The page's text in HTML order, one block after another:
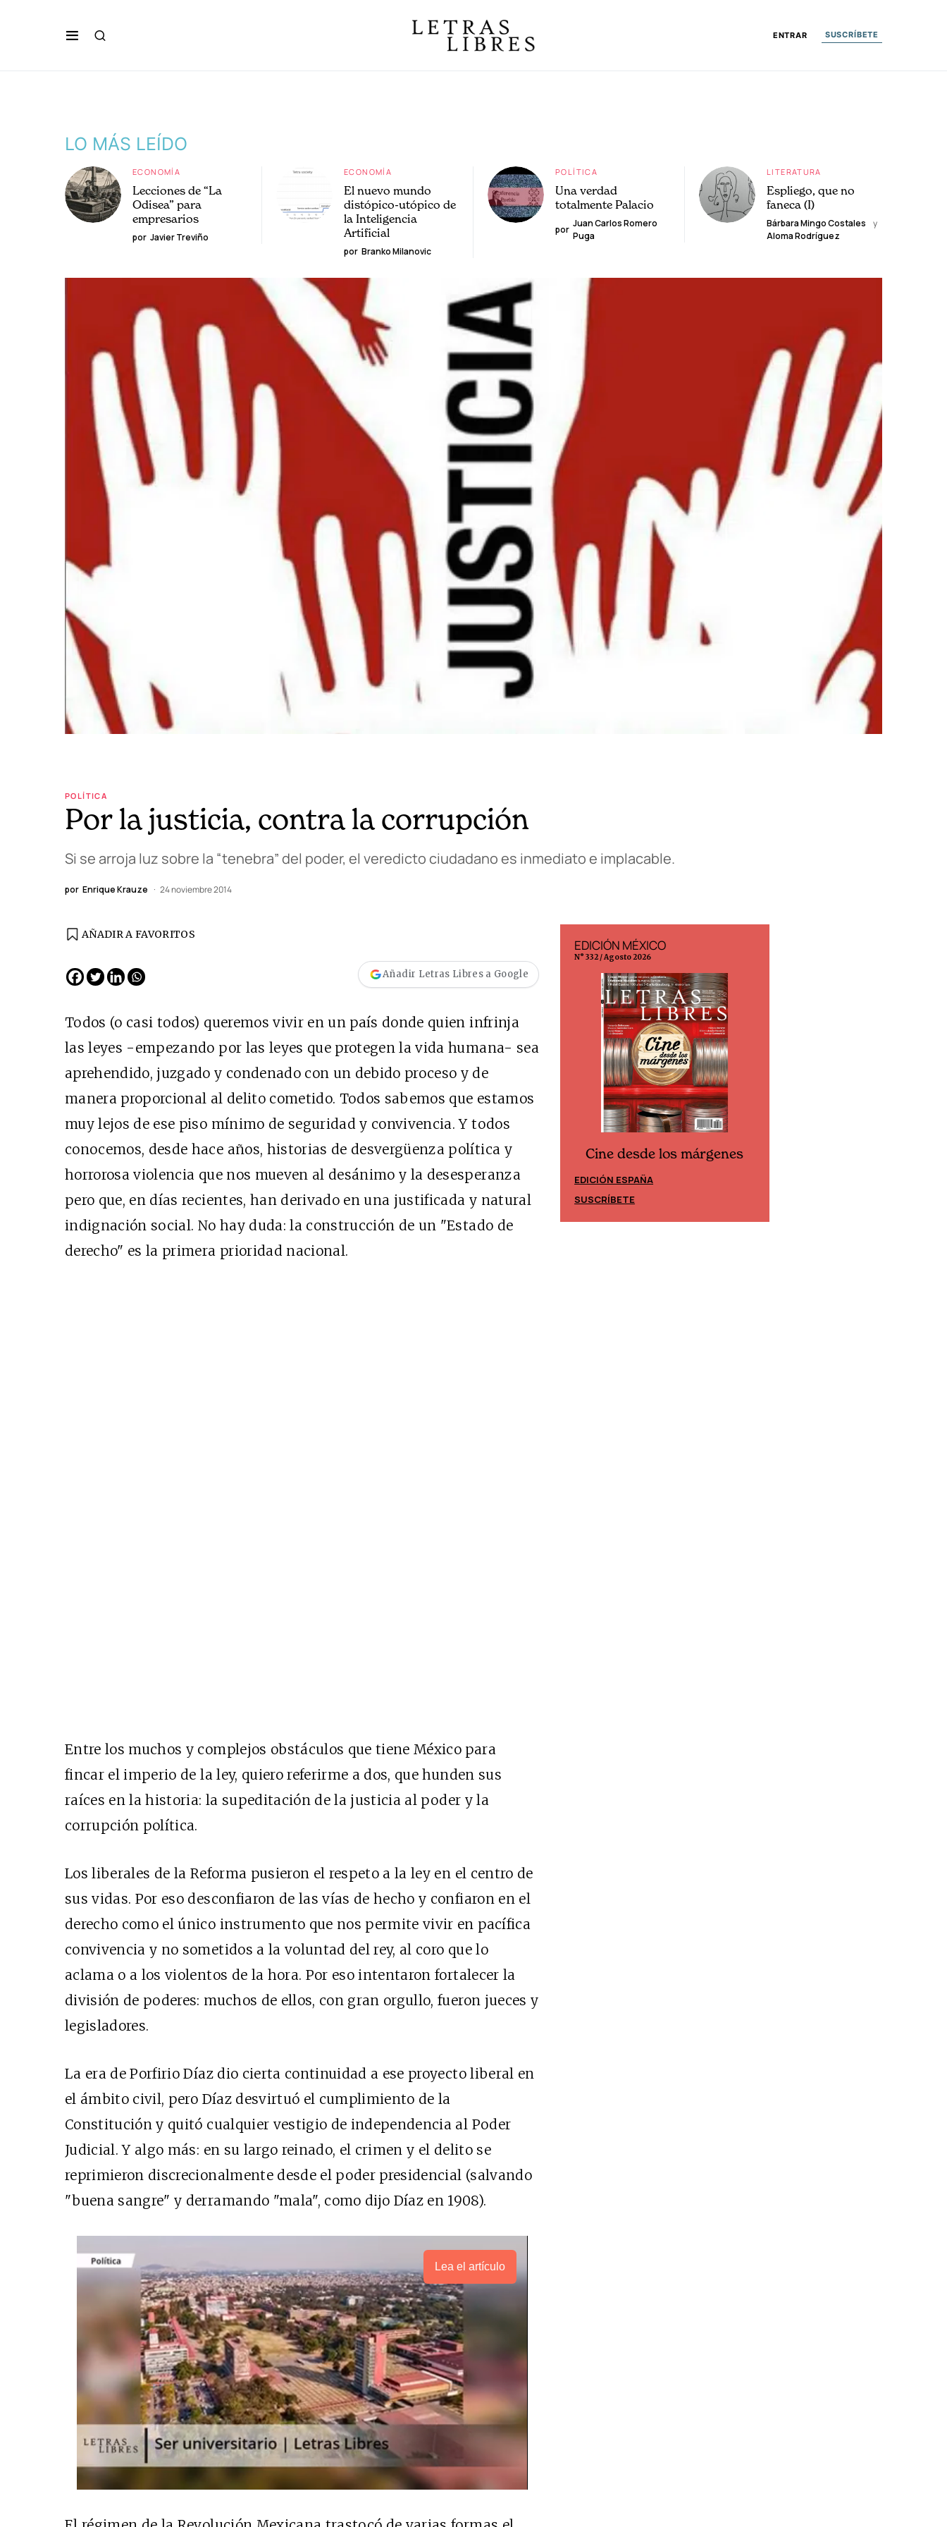
ENTRAR SUSCRÍBETE
LO MÁS LEÍDO
ECONOMÍA
Lecciones de “La
Odisea” para
empresarios
por Javier Treviño
ECONOMÍA
El nuevo mundo
distópico-utópico de
la Inteligencia
Artificial
por Branko Milanovic
POLÍTICA
Una verdad
totalmente Palacio
por
Juan Carlos Romero
Puga
LITERATURA
Espliego, que no
faneca (I)
Bárbara Mingo Costales
y
Aloma Rodríguez
POLÍTICA
Por la justicia, contra la corrupción
Si se arroja luz sobre la “tenebra” del poder, el veredicto ciudadano es inmediato e implacable.
por Enrique Krauze 24 noviembre 2014
AÑADIR A FAVORITOS
Añadir Letras Libres a Google
Todos (o casi todos) queremos vivir en un país donde quien infrinja
las leyes -empezando por las leyes que protegen la vida humana- sea
aprehendido, juzgado y condenado con un debido proceso y de
manera proporcional al delito cometido. Todos sabemos que estamos
muy lejos de ese piso mínimo de seguridad y convivencia. Y todos
conocemos, desde hace años, historias de desvergüenza política y
horrorosa violencia que nos mueven al desánimo y la desesperanza
pero que, en días recientes, han derivado en una justificada y natural
indignación social. No hay duda: la construcción de un "Estado de
derecho" es la primera prioridad nacional.
Entre los muchos y complejos obstáculos que tiene México para
fincar el imperio de la ley, quiero referirme a dos, que hunden sus
raíces en la historia: la supeditación de la justicia al poder y la
corrupción política.
Los liberales de la Reforma pusieron el respeto a la ley en el centro de
sus vidas. Por eso desconfiaron de las vías de hecho y confiaron en el
derecho como el único instrumento que nos permite vivir en pacífica
convivencia y no sometidos a la voluntad del rey, al coro que lo
aclama o a los violentos de la hora. Por eso intentaron fortalecer la
división de poderes: muchos de ellos, con gran orgullo, fueron jueces y
legisladores.
La era de Porfirio Díaz dio cierta continuidad a ese proyecto liberal en
el ámbito civil, pero Díaz desvirtuó el cumplimiento de la
Constitución y quitó cualquier vestigio de independencia al Poder
Judicial. Y algo más: en su largo reinado, el crimen y el delito se
reprimieron discrecionalmente desde el poder presidencial (salvando
"buena sangre" y derramando "mala", como dijo Díaz en 1908).
Lea el artículo
Cine desde los márgenes
EDICIÓN MÉXICO
SUSCRÍBETE
EDICIÓN MÉXICO
N° 332 / Agosto 2026
Cine desde los márgenes
EDICIÓN ESPAÑA
SUSCRÍBETE